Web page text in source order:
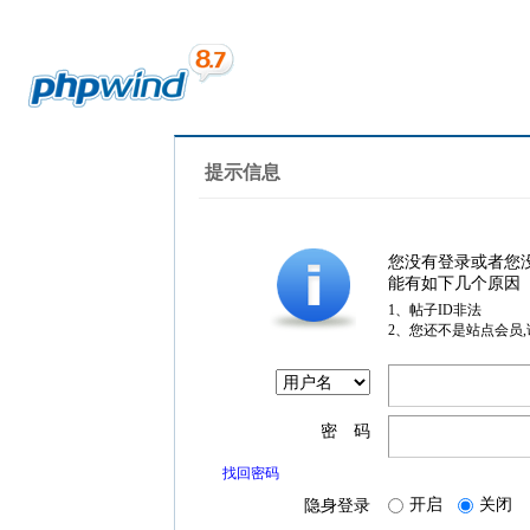
提示信息
您没有登录或者您
能有如下几个原因
1、帖子ID非法
2、您还不是站点会员
密 码
找回密码
隐身登录 开启 关闭